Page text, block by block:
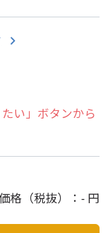
い」ボタンから
格（税抜）： - 円